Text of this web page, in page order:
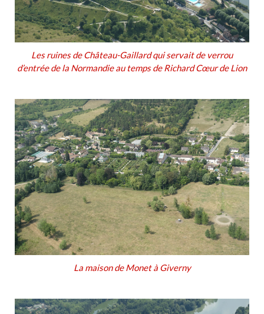
Les ruines de Château-Gaillard qui servait de verrou
d’entrée de la Normandie au temps de Richard Cœur de Lion
La maison de Monet à Giverny